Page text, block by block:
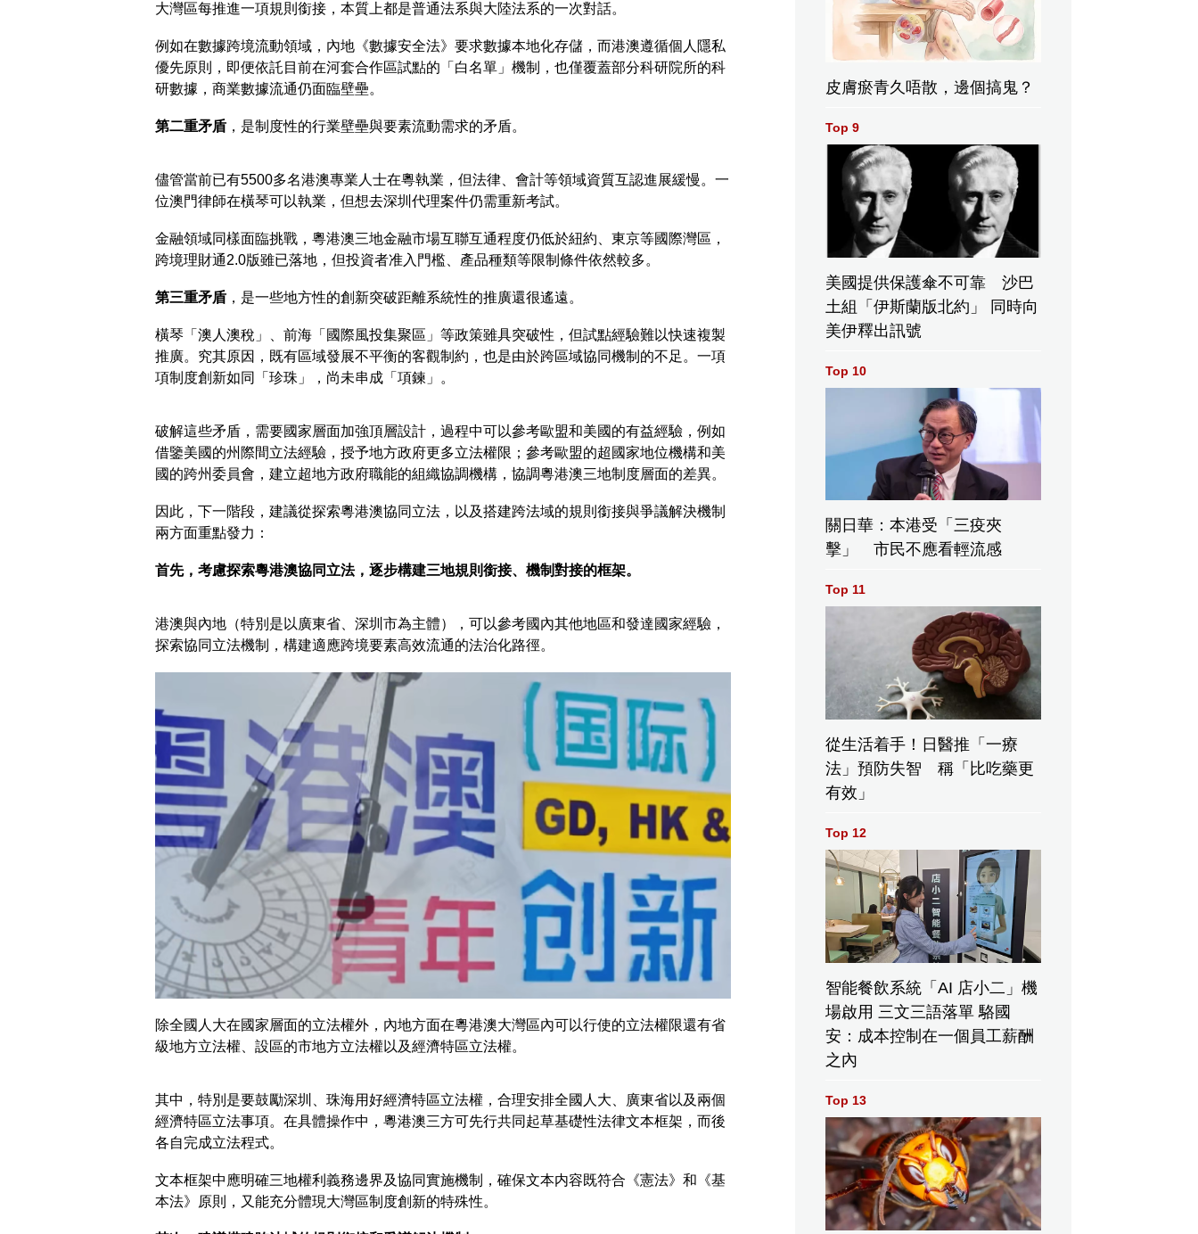
大灣區每推進一項規則銜接，本質上都是普通法系與大陸法系的一次對話。
例如在數據跨境流動領域，內地《數據安全法》要求數據本地化存儲，而港澳遵循個人隱私
優先原則，即便依託目前在河套合作區試點的「白名單」機制，也僅覆蓋部分科研院所的科
研數據，商業數據流通仍面臨壁壘。
第二重矛盾 ，是制度性的行業壁壘與要素流動需求的矛盾。
儘管當前已有5500多名港澳專業人士在粵執業，但法律、會計等領域資質互認進展緩慢。一
位澳門律師在橫琴可以執業，但想去深圳代理案件仍需重新考試。
金融領域同樣面臨挑戰，粵港澳三地金融市場互聯互通程度仍低於紐約、東京等國際灣區，
跨境理財通2.0版雖已落地，但投資者准入門檻、產品種類等限制條件依然較多。
第三重矛盾 ，是一些地方性的創新突破距離系統性的推廣還很遙遠。
橫琴「澳人澳稅」、前海「國際風投集聚區」等政策雖具突破性，但試點經驗難以快速複製
推廣。究其原因，既有區域發展不平衡的客觀制約，也是由於跨區域協同機制的不足。一項
項制度創新如同「珍珠」，尚未串成「項鍊」。
破解這些矛盾，需要國家層面加強頂層設計，過程中可以參考歐盟和美國的有益經驗，例如
借鑒美國的州際間立法經驗，授予地方政府更多立法權限；參考歐盟的超國家地位機構和美
國的跨州委員會，建立超地方政府職能的組織協調機構，協調粵港澳三地制度層面的差異。
因此，下一階段，建議從探索粵港澳協同立法，以及搭建跨法域的規則銜接與爭議解決機制
兩方面重點發力：
首先，考慮探索粵港澳協同立法，逐步構建三地規則銜接、機制對接的框架。
港澳與內地（特別是以廣東省、深圳市為主體），可以參考國內其他地區和發達國家經驗，
探索協同立法機制，構建適應跨境要素高效流通的法治化路徑。
除全國人大在國家層面的立法權外，內地方面在粵港澳大灣區內可以行使的立法權限還有省
級地方立法權、設區的市地方立法權以及經濟特區立法權。
其中，特別是要鼓勵深圳、珠海用好經濟特區立法權，合理安排全國人大、廣東省以及兩個
經濟特區立法事項。在具體操作中，粵港澳三方可先行共同起草基礎性法律文本框架，而後
各自完成立法程式。
文本框架中應明確三地權利義務邊界及協同實施機制，確保文本内容既符合《憲法》和《基
本法》原則，又能充分體現大灣區制度創新的特殊性。
皮膚瘀青久唔散，邊個搞鬼？
Top 9
美國提供保護傘不可靠 沙巴
土組「伊斯蘭版北約」 同時向
美伊釋出訊號
Top 10
關日華：本港受「三疫夾
擊」 市民不應看輕流感
Top 11
從生活着手！日醫推「一療
法」預防失智 稱「比吃藥更
有效」
Top 12
智能餐飲系統「AI 店小二」機
場啟用 三文三語落單 駱國
安：成本控制在一個員工薪酬
之內
Top 13